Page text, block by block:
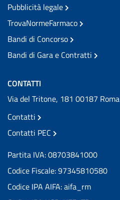
Pubblicità legale
TrovaNormeFarmaco
Bandi di Concorso
Bandi di Gara e Contratti
CONTATTI
Via del Tritone, 181 00187 Roma
Contatti
Contatti PEC
Partita IVA: 08703841000
Codice Fiscale: 97345810580
Codice IPA AIFA: aifa_rm